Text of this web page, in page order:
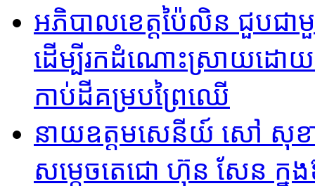
អភិបាលខេត្តប៉ៃលិន ជួបជា
ដើម្បីរកដំណោះស្រាយដោយស
កាប់ដីគម្របព្រៃឈើ
នាយឧត្តមសេនីយ៍ សៅ សុខា
សម្ដេចតេជោ ហ៊ុន សែន ក្នុ